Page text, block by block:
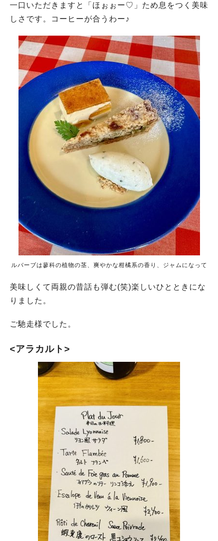
一口いただきますと「ほぉぉー♡」ため息をつく美味
しさです。コーヒーが合うわー♪
ルバーブは蓼科の植物の茎、爽やかな柑橘系の香り、ジャムになって
美味しくて両親の昔話も弾む(笑)楽しいひとときにな
りました。
ご馳走様でした。
<アラカルト>
人気のキーワード
#今週どこいく？
#教えたい／教えて投稿記事
#大阪学院大 商品開発プロジェクト
#あなたはどっち？